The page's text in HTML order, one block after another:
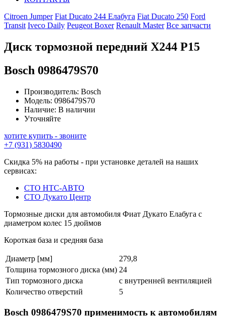
Citroen Jumper Fiat Ducato 244 Елабуга Fiat Ducato 250 Ford
Transit Iveco Daily Peugeot Boxer Renault Master Все запчасти
Диск тормозной передний Х244 Р15
Bosch 0986479S70
Производитель: Bosch
Модель: 0986479S70
Наличие: В наличии
Уточняйте
хотите купить - звоните
+7 (931) 5830490
Скидка 5% на работы - при установке деталей на наших
сервисах:
СТО НТС-АВТО
СТО Дукато Центр
Тормозные диски для автомобиля Фиат Дукато Елабуга с
диаметром колес 15 дюймов
Короткая база и средняя база
Диаметр [мм]
279,8
Толщина тормозного диска (мм) 24
Тип тормозного диска
с внутренней вентиляцией
Количество отверстий
5
Bosch 0986479S70 применимость к автомобилям